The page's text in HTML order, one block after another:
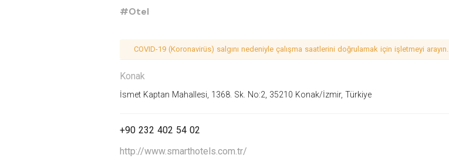
#Otel
COVID-19 (Koronavirüs) salgını nedeniyle çalışma saatlerini doğrulamak için işletmeyi arayın.
Konak
İsmet Kaptan Mahallesi, 1368. Sk. No:2, 35210 Konak/İzmir, Türkiye
+90 232 402 54 02
http://www.smarthotels.com.tr/